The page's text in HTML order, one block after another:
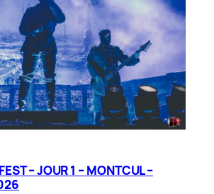
– JOUR 1 – MONTCUL –